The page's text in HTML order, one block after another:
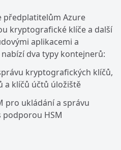
předplatitelům Azure
kryptografické klíče a další
aplikacemi a
dva typy kontejnerů:
kryptografických klíčů,
a klíčů účtů úložiště
pro ukládání a správu
HSM